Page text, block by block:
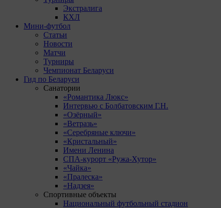
Экстралига
КХЛ
Мини-футбол
Статьи
Новости
Матчи
Турниры
Чемпионат Беларуси
Гид по Беларуси
Санатории
«Романтика Люкс»
Интервью с Болбатовским Г.Н.
«Озёрный»
«Ветразь»
«Серебряные ключи»
«Кристальный»
Имени Ленина
СПА-курорт «Ружа-Хутор»
«Чайка»
«Пралеска»
«Надзея»
Спортивные объекты
Национальный футбольный стадион